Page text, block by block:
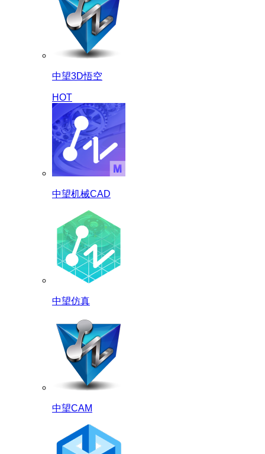
中望3D悟空
HOT
中望机械CAD
中望仿真
中望CAM